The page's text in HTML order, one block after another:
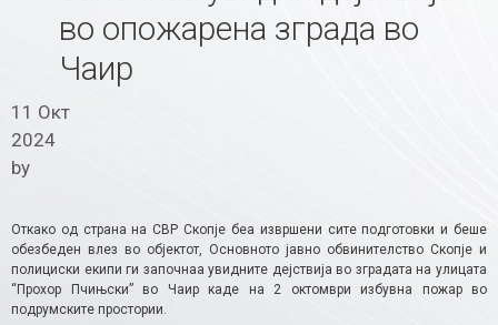
во опожарена зграда во
Чаир
11 Окт
2024
by
Откако од страна на СВР Скопје беа извршени сите подготовки и беше
обезбеден влез во објектот, Основното јавно обвинителство Скопје и
полициски екипи ги започнаа увидните дејствија во зградата на улицата
“Прохор Пчињски” во Чаир каде на 2 октомври избувна пожар во
подрумските простории.